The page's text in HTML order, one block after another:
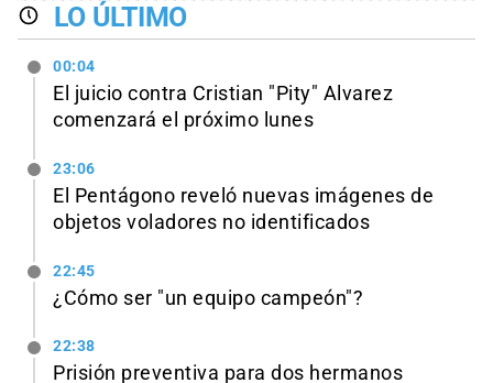
LO ÚLTIMO
00:04
El juicio contra Cristian "Pity" Alvarez
comenzará el próximo lunes
23:06
El Pentágono reveló nuevas imágenes de
objetos voladores no identificados
22:45
¿Cómo ser "un equipo campeón"?
22:38
Prisión preventiva para dos hermanos